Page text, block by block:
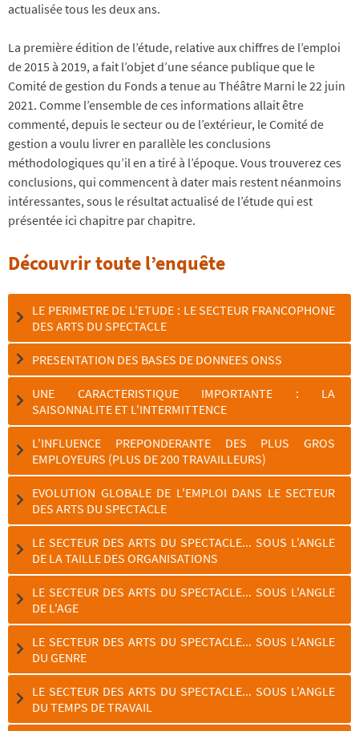
actualisée tous les deux ans.
La première édition de l’étude, relative aux chiffres de l’emploi
de 2015 à 2019, a fait l’objet d’une séance publique que le
Comité de gestion du Fonds a tenue au Théâtre Marni le 22 juin
2021. Comme l’ensemble de ces informations allait être
commenté, depuis le secteur ou de l’extérieur, le Comité de
gestion a voulu livrer en parallèle les conclusions
méthodologiques qu’il en a tiré à l’époque. Vous trouverez ces
conclusions, qui commencent à dater mais restent néanmoins
intéressantes, sous le résultat actualisé de l’étude qui est
présentée ici chapitre par chapitre.
Découvrir toute l’enquête
LE PERIMETRE DE L'ETUDE : LE SECTEUR FRANCOPHONE
DES ARTS DU SPECTACLE
PRESENTATION DES BASES DE DONNEES ONSS
UNE CARACTERISTIQUE IMPORTANTE : LA
SAISONNALITE ET L'INTERMITTENCE
L'INFLUENCE PREPONDERANTE DES PLUS GROS
EMPLOYEURS (PLUS DE 200 TRAVAILLEURS)
EVOLUTION GLOBALE DE L'EMPLOI DANS LE SECTEUR
DES ARTS DU SPECTACLE
LE SECTEUR DES ARTS DU SPECTACLE... SOUS L'ANGLE
DE LA TAILLE DES ORGANISATIONS
LE SECTEUR DES ARTS DU SPECTACLE... SOUS L'ANGLE
DE L'AGE
LE SECTEUR DES ARTS DU SPECTACLE... SOUS L'ANGLE
DU GENRE
LE SECTEUR DES ARTS DU SPECTACLE... SOUS L'ANGLE
DU TEMPS DE TRAVAIL